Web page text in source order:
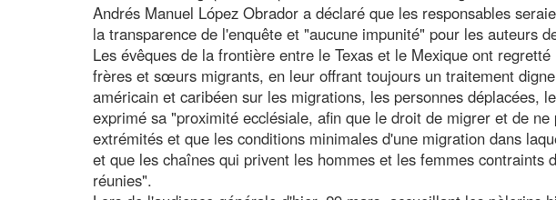
Andrés Manuel López Obrador a déclaré que les responsables
la transparence de l'enquête et "aucune impunité" pour les auteurs
Les évêques de la frontière entre le Texas et le Mexique ont
frères et sœurs migrants, en leur offrant toujours un traitement
américain et caribéen sur les migrations, les personnes déplacées,
exprimé sa "proximité ecclésiale, afin que le droit de migrer et de
extrémités et que les conditions minimales d'une migration dans
et que les chaînes qui privent les hommes et les femmes
réunies".